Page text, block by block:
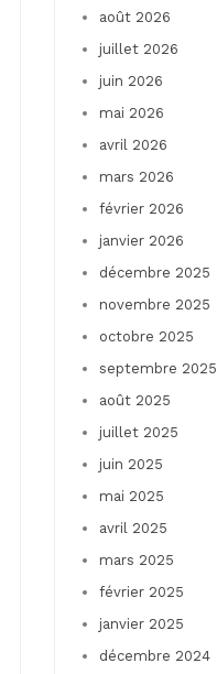
août 2026
juillet 2026
juin 2026
mai 2026
avril 2026
mars 2026
février 2026
janvier 2026
décembre 2025
novembre 2025
octobre 2025
septembre 2025
août 2025
juillet 2025
juin 2025
mai 2025
avril 2025
mars 2025
février 2025
janvier 2025
décembre 2024